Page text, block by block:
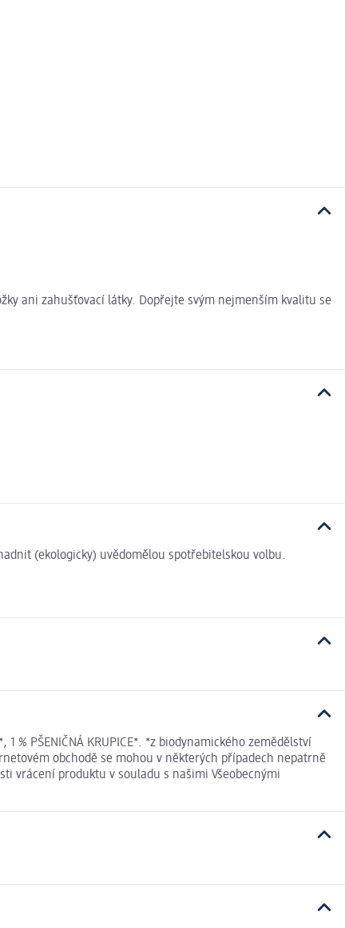
ani zahušťovací látky. Dopřejte svým nejmenším kvalitu se
(ekologicky) uvědomělou spotřebitelskou volbu.
% PŠENIČNÁ KRUPICE*. *z biodynamického zemědělství
obchodě se mohou v některých případech nepatrně
vrácení produktu v souladu s našimi Všeobecnými